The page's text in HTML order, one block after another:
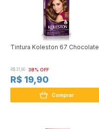
Tintura Koleston 67 Chocolate
R$ 31,90 38% OFF
R$ 19,90
Comprar